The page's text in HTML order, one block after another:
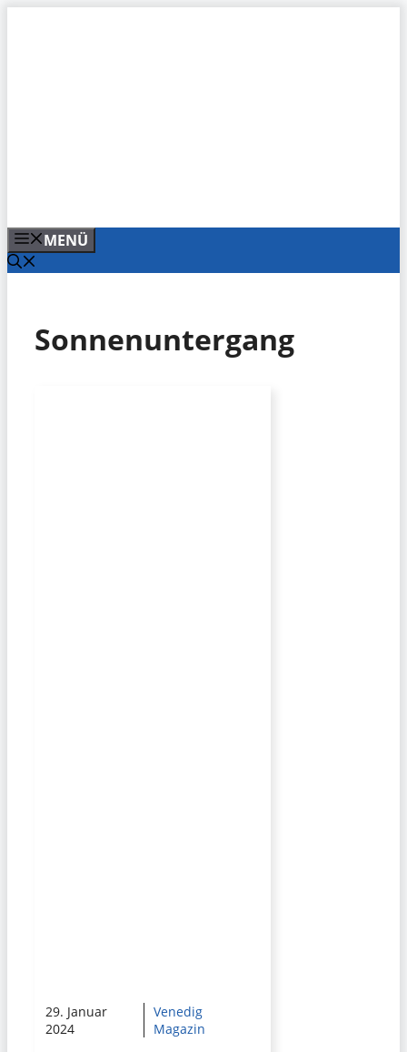
MENÜ
Sonnenuntergang
29. Januar
2024
Venedig
Magazin